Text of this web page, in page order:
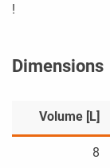
!
Dimensions
Volume [L]
8